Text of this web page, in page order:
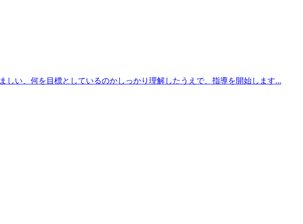
い、何を目標としているのかしっかり理解したうえで、指導を開始します...